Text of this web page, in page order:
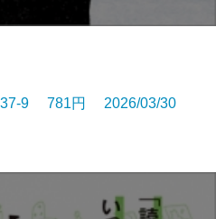
9 781円 2026/03/30